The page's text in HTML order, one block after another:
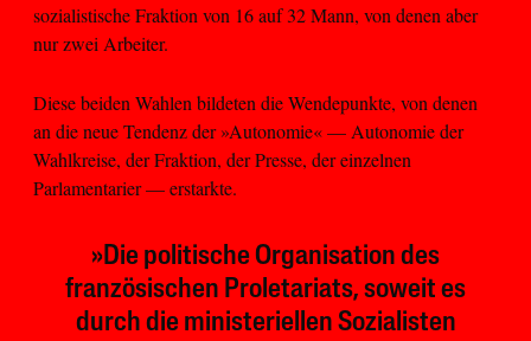
sozialistische Fraktion von 16 auf 32 Mann, von denen aber
nur zwei Arbeiter.
Diese beiden Wahlen bildeten die Wendepunkte, von denen
an die neue Tendenz der »Autonomie« — Autonomie der
Wahlkreise, der Fraktion, der Presse, der einzelnen
Parlamentarier — erstarkte.
»Die politische Organisation des
französischen Proletariats, soweit es
durch die ministeriellen Sozialisten